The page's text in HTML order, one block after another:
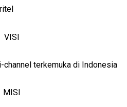
VISI
channel terkemuka di Indonesia
MISI